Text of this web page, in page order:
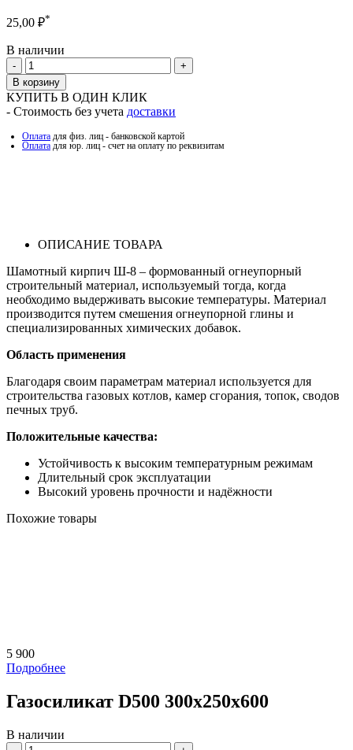
25,00 ₽*
В наличии
Количество
В корзину
КУПИТЬ В ОДИН КЛИК
- Стоимость без учета доставки
Оплата для физ. лиц - банковской картой
Оплата для юр. лиц - счет на оплату по реквизитам
ОПИСАНИЕ ТОВАРА
Шамотный кирпич Ш-8 – формованный огнеупорный
строительный материал, используемый тогда, когда
необходимо выдерживать высокие температуры. Материал
производится путем смешения огнеупорной глины и
специализированных химических добавок.
Область применения
Благодаря своим параметрам материал используется для
строительства газовых котлов, камер сгорания, топок, сводов
печных труб.
Положительные качества:
Устойчивость к высоким температурным режимам
Длительный срок эксплуатации
Высокий уровень прочности и надёжности
Похожие товары
5 900
Подробнее
Газосиликат D500 300х250х600
В наличии